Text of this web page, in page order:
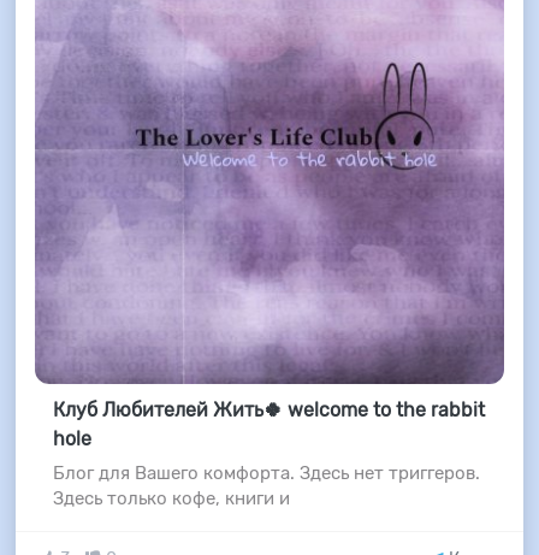
Клуб Любителей Жить🍀 welcome to the rabbit
hole
Блог для Вашего комфорта. Здесь нет триггеров.
Здесь только кофе, книги и